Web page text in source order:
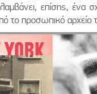
επίσης, ένα
το προσωπικό αρχείο